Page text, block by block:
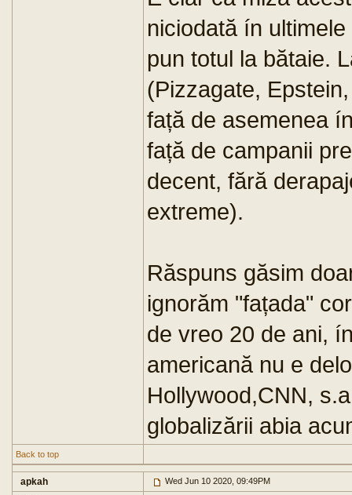
niciodată ín
pun totul la bătaie.
(Pizzagate,
față de asemenea
față de campanii
decent, fără
extreme).
Răspuns găsim
ignorăm "fațada"
de vreo 20 de ani,
americană nu e
Hollywood,CNN,
globalizării abia
Back to top
apkah Wed Jun 10 2020, 09:49PM